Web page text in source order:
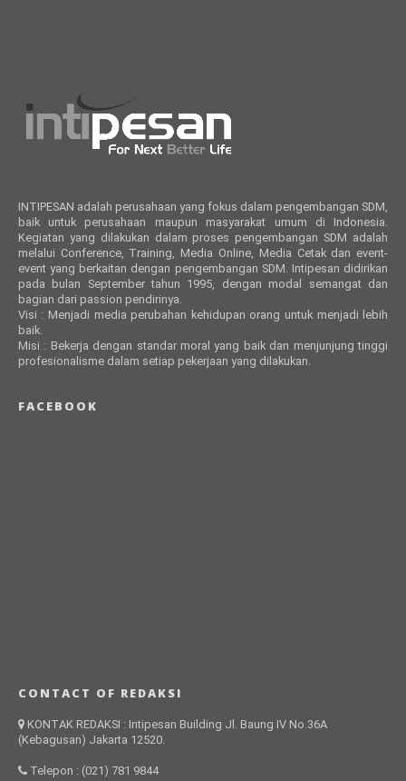
INTIPESAN adalah perusahaan yang fokus dalam pengembangan SDM,
baik untuk perusahaan maupun masyarakat umum di Indonesia.
Kegiatan yang dilakukan dalam proses pengembangan SDM adalah
melalui Conference, Training, Media Online, Media Cetak dan event-
event yang berkaitan dengan pengembangan SDM. Intipesan didirikan
pada bulan September tahun 1995, dengan modal semangat dan
bagian dari passion pendirinya.
Visi : Menjadi media perubahan kehidupan orang untuk menjadi lebih
baik.
Misi : Bekerja dengan standar moral yang baik dan menjunjung tinggi
profesionalisme dalam setiap pekerjaan yang dilakukan.
FACEBOOK
CONTACT OF REDAKSI
KONTAK REDAKSI : Intipesan Building Jl. Baung IV No.36A
(Kebagusan) Jakarta 12520.
Telepon : (021) 781 9844